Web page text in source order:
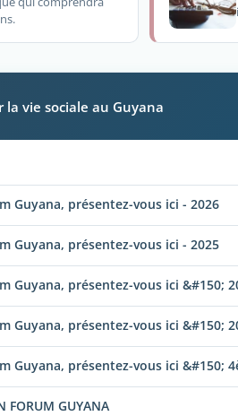
la vie sociale au Guyana
Guyana, présentez-vous ici - 2026
Guyana, présentez-vous ici - 2025
Guyana, présentez-vous ici &#150;
Guyana, présentez-vous ici &#150;
Guyana, présentez-vous ici &#150;
FORUM GUYANA